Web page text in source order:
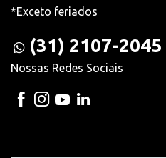
*Exceto feriados
(31) 2107-2045
Nossas Redes Sociais